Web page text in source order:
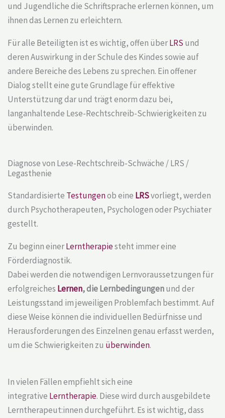
und Jugendliche die Schriftsprache erlernen können, um
ihnen das Lernen zu erleichtern.
Für alle Beteiligten ist es wichtig, offen überLRS und
deren Auswirkung in der Schule des Kindes sowie auf
andere Bereiche des Lebens zu sprechen. Ein offener
Dialog stellt eine gute Grundlage für effektive
Unterstützung dar und trägt enorm dazu bei,
langanhaltende Lese-Rechtschreib-Schwierigkeiten zu
überwinden.
Diagnose von Lese-Rechtschreib-Schwäche / LRS /
Legasthenie
Standardisierte Testungenob eine LRSvorliegt, werden
durch Psychotherapeuten, Psychologen oder Psychiater
gestellt.
Zu beginn einerLerntherapiesteht immer eine
Förderdiagnostik.
Dabei werden die notwendigen Lernvoraussetzungen für
erfolgreiches Lernen, die Lernbedingungenund der
Leistungsstand im jeweiligen Problemfach bestimmt. Auf
diese Weise können die individuellen Bedürfnisse und
Herausforderungen des Einzelnen genau erfasst werden,
um die Schwierigkeiten zu überwinden.
In vielen Fällen empfiehlt sich eine
integrative Lerntherapie. Diese wird durch ausgebildete
Lerntherapeut:innen durchgeführt. Es ist wichtig, dass